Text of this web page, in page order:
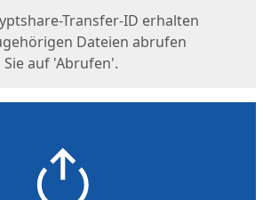
Transfer-ID erhalten
Dateien abrufen
auf 'Abrufen'.